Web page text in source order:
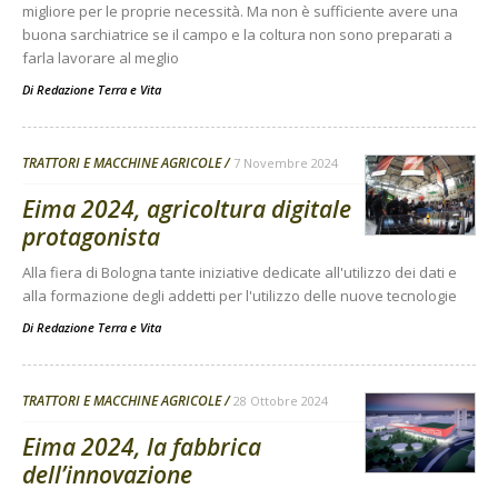
migliore per le proprie necessità. Ma non è sufficiente avere una
buona sarchiatrice se il campo e la coltura non sono preparati a
farla lavorare al meglio
Di Redazione Terra e Vita
TRATTORI E MACCHINE AGRICOLE 7 Novembre 2024
Eima 2024, agricoltura digitale
protagonista
Alla fiera di Bologna tante iniziative dedicate all'utilizzo dei dati e
alla formazione degli addetti per l'utilizzo delle nuove tecnologie
Di Redazione Terra e Vita
TRATTORI E MACCHINE AGRICOLE 28 Ottobre 2024
Eima 2024, la fabbrica
dell’innovazione